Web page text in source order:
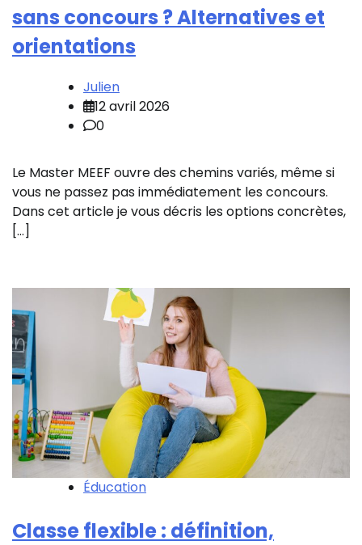
sans concours ? Alternatives et
orientations
Julien
12 avril 2026
0
Le Master MEEF ouvre des chemins variés, même si
vous ne passez pas immédiatement les concours.
Dans cet article je vous décris les options concrètes,
[…]
Éducation
Classe flexible : définition,